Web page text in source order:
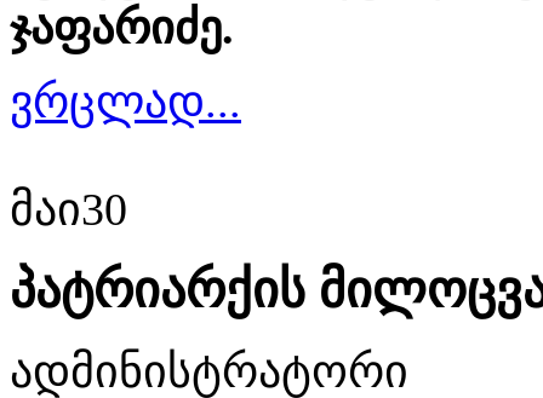
ჯაფარიძე.
ვრცლად...
მაი30
პატრიარქის
ადმინისტრატორი